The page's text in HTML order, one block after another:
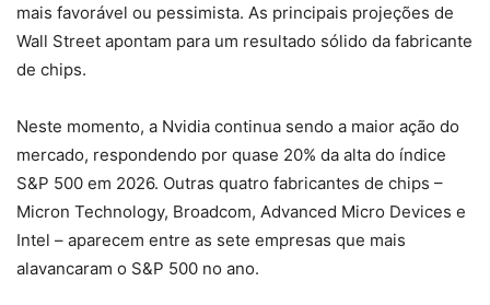
mais favorável ou pessimista. As principais projeções de
Wall Street apontam para um resultado sólido da fabricante
de chips.
Neste momento, a Nvidia continua sendo a maior ação do
mercado, respondendo por quase 20% da alta do índice
S&P 500 em 2026. Outras quatro fabricantes de chips –
Micron Technology, Broadcom, Advanced Micro Devices e
Intel – aparecem entre as sete empresas que mais
alavancaram o S&P 500 no ano.